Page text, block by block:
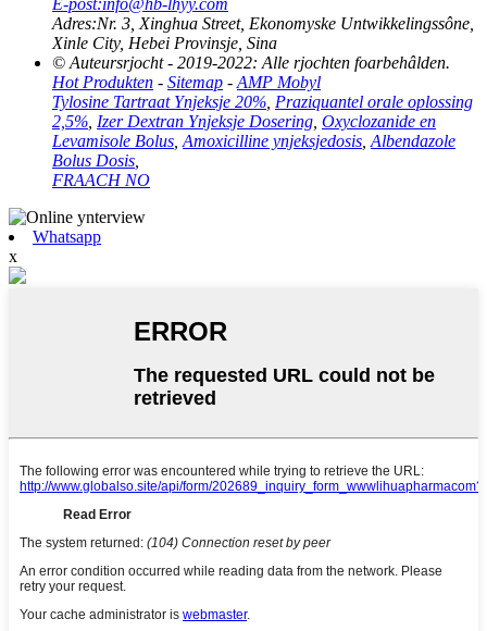
Adres:Nr. 3, Xinghua Street, Ekonomyske Untwikkelingssône,
Xinle City, Hebei Provinsje, Sina
© Auteursrjocht - 2019-2022: Alle rjochten foarbehâlden.
Hot Produkten - Sitemap - AMP Mobyl
Tylosine Tartraat Ynjeksje 20% Praziquantel orale oplossing
2,5% Izer Dextran Ynjeksje Dosering Oxyclozanide en
Levamisole Bolus Amoxicilline ynjeksjedosis Albendazole
Bolus Dosis
FRAACH NO
Whatsapp
x